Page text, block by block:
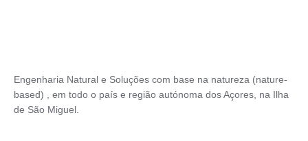
Engenharia Natural e Soluções com base na natureza (nature-
based) , em todo o país e região autónoma dos Açores, na Ilha
de São Miguel.